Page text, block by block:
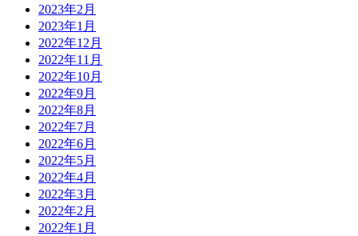
2023年2月
2023年1月
2022年12月
2022年11月
2022年10月
2022年9月
2022年8月
2022年7月
2022年6月
2022年5月
2022年4月
2022年3月
2022年2月
2022年1月